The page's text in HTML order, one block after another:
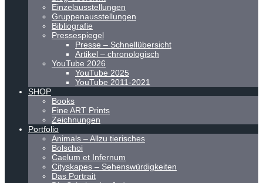
Einzelausstellungen
Gruppenausstellungen
Bibliografie
Pressespiegel
Presse – Schnellübersicht
Artikel – chronologisch
YouTube 2026
YouTube 2025
YouTube 2011-2021
SHOP
Books
Fine ART Prints
Zeichnungen
Portfolio
Animals – Allzu tierisches
Bolschoi
Caelum et Infernum
Cityskapes – Sehenswürdigkeiten
Das Portrait